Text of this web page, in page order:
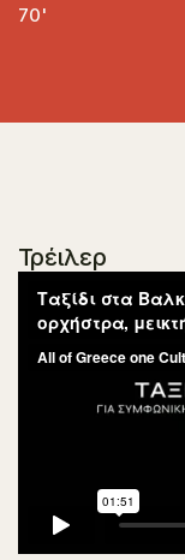
70'
Τρέιλερ